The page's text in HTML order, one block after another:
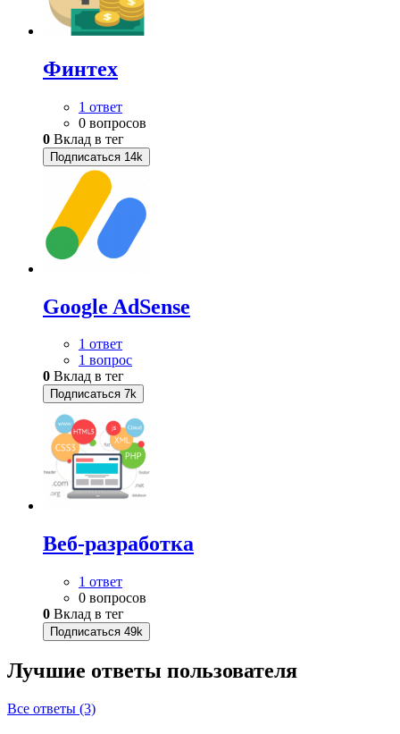
Финтех
1 ответ
0 вопросов
0 Вклад в тег
Подписаться 14k
Google AdSense
1 ответ
1 вопрос
0 Вклад в тег
Подписаться 7k
Веб-разработка
1 ответ
0 вопросов
0 Вклад в тег
Подписаться 49k
Лучшие ответы пользователя
Все ответы (3)